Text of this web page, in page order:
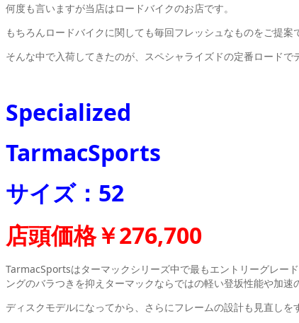
何度も言いますが当店はロードバイクのお店です。
もちろんロードバイクに関しても毎回フレッシュなものをご提案
そんな中で入荷してきたのが、スペシャライズドの定番ロードで
Specialized
TarmacSports
サイズ：52
店頭価格￥276,700
TarmacSportsはターマックシリーズ中で最もエントリーグレー
ングのバラつきを抑えターマックならではの軽い登坂性能や加速
ディスクモデルになってから、さらにフレームの設計も見直し